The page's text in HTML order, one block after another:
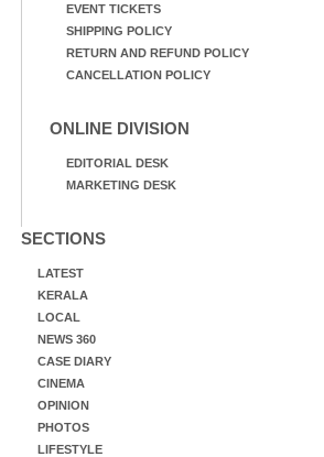
EVENT TICKETS
SHIPPING POLICY
RETURN AND REFUND POLICY
CANCELLATION POLICY
ONLINE DIVISION
EDITORIAL DESK
MARKETING DESK
SECTIONS
LATEST
KERALA
LOCAL
NEWS 360
CASE DIARY
CINEMA
OPINION
PHOTOS
LIFESTYLE